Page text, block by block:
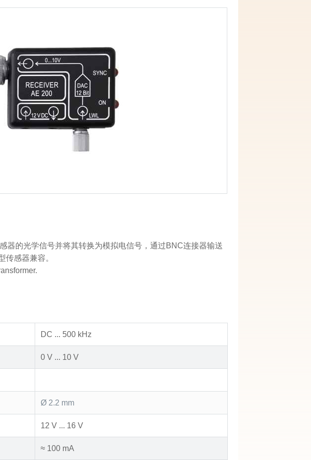
器的光学信号并将其转换为模拟电信号，通过BNC连接器输送
传感器兼容。
DC ... 500 kHz
0 V ... 10 V
Ø 2.2 mm
12 V ... 16 V
≈ 100 mA